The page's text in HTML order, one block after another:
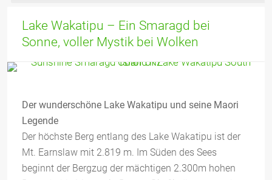
Lake Wakatipu – Ein Smaragd bei
Sonne, voller Mystik bei Wolken
Der wunderschöne Lake Wakatipu und seine Maori
Legende
Der höchste Berg entlang des Lake Wakatipu ist der
Mt. Earnslaw mit 2.819 m. Im Süden des Sees
beginnt der Bergzug der mächtigen 2.300m hohen